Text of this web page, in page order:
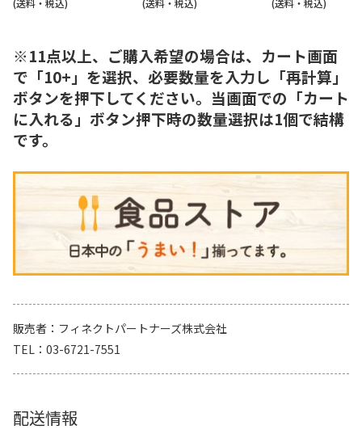
(送料・税込) (送料・税込) (送料・税込)
※11点以上、ご購入希望の場合は、カート画面
で「10+」を選択、必要数量を入力し「再計算」
ボタンを押下してください。当画面での「カート
に入れる」ボタン押下時の数量選択は1個で結構
です。
販売者
フィネクトパートナーズ株式会社
TEL
03-6721-7551
配送情報